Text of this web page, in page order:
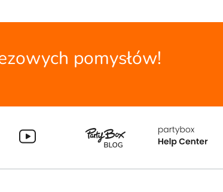
pomysłów!